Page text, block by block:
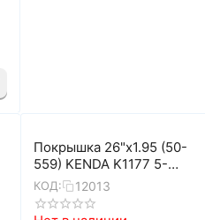
Покрышка 26"x1.95 (50-
559) KENDA K1177 5-
527607
КОД: 12013